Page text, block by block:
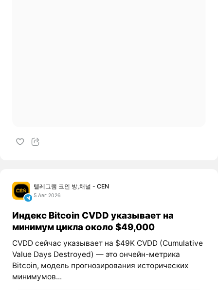
텔레그램 코인 방,채널 - CEN
5 Авг 2026
Индекс Bitcoin CVDD указывает на
минимум цикла около $49,000
CVDD сейчас указывает на $49K CVDD (Cumulative
Value Days Destroyed) — это ончейн-метрика
Bitcoin, модель прогнозирования исторических
минимумов...